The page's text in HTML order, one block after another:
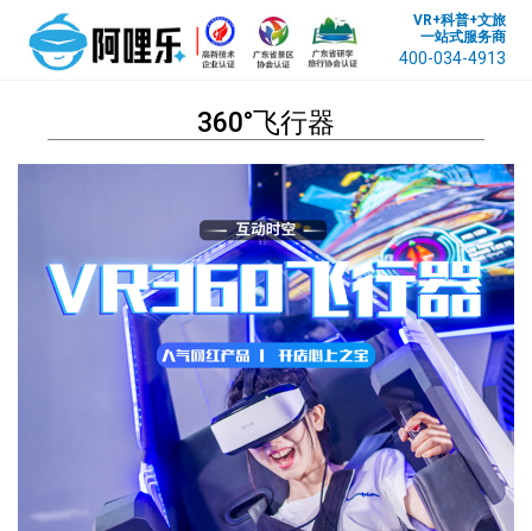
VR+科普+文旅
一站式服务商
400-034-4913
360°飞行器